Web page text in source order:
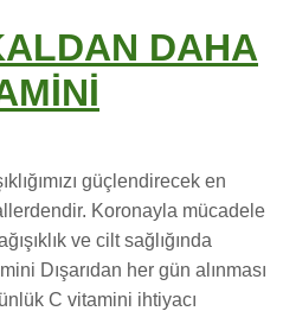
DAHA
güçlendirecek en
Koronayla mücadele
ve cilt sağlığında
Dışarıdan her gün alınması
C vitamini ihtiyacı